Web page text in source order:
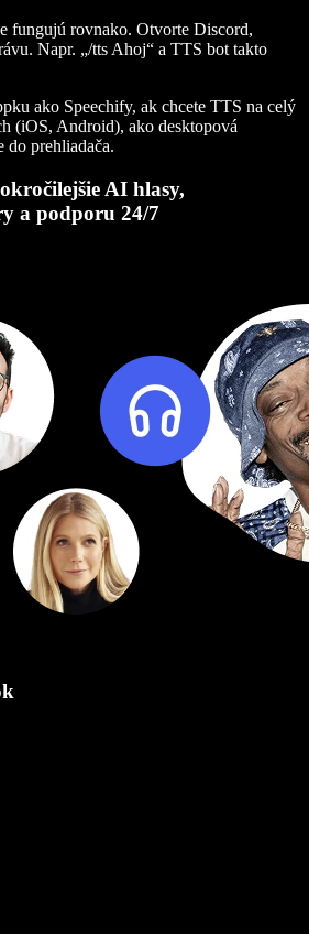
fungujú rovnako. Otvorte Discord,
Napr. „/tts Ahoj“ a TTS bot takto
ako Speechify, ak chcete TTS na celý
(iOS, Android), ako desktopová
do prehliadača.
AI hlasy,
a podporu 24/7